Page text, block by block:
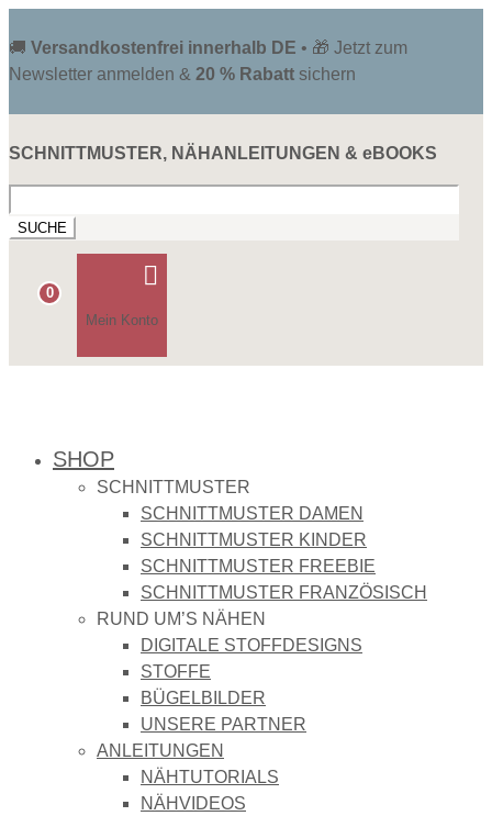
🚚 Versandkostenfrei innerhalb DE • 🎁 Jetzt zum
Newsletter anmelden & 20 % Rabatt sichern
SCHNITTMUSTER, NÄHANLEITUNGEN & eBOOKS
nach:
0

Mein Konto
SHOP
SCHNITTMUSTER
SCHNITTMUSTER DAMEN
SCHNITTMUSTER KINDER
SCHNITTMUSTER FREEBIE
SCHNITTMUSTER FRANZÖSISCH
RUND UM’S NÄHEN
DIGITALE STOFFDESIGNS​
STOFFE
BÜGELBILDER
UNSERE PARTNER
ANLEITUNGEN
NÄHTUTORIALS
NÄHVIDEOS